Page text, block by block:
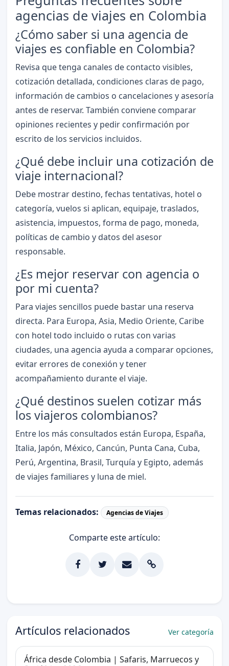
agencias de viajes en Colombia
¿Cómo saber si una agencia de
viajes es confiable en Colombia?
Revisa que tenga canales de contacto visibles,
cotización detallada, condiciones claras de pago,
información de cambios o cancelaciones y asesoría
antes de reservar. También conviene comparar
opiniones recientes y pedir confirmación por
escrito de los servicios incluidos.
¿Qué debe incluir una cotización de
viaje internacional?
Debe mostrar destino, fechas tentativas, hotel o
categoría, vuelos si aplican, equipaje, traslados,
asistencia, impuestos, forma de pago, moneda,
políticas de cambio y datos del asesor
responsable.
¿Es mejor reservar con agencia o
por mi cuenta?
Para viajes sencillos puede bastar una reserva
directa. Para Europa, Asia, Medio Oriente, Caribe
con hotel todo incluido o rutas con varias
ciudades, una agencia ayuda a comparar opciones,
evitar errores de conexión y tener
acompañamiento durante el viaje.
¿Qué destinos suelen cotizar más
los viajeros colombianos?
Entre los más consultados están Europa, España,
Italia, Japón, México, Cancún, Punta Cana, Cuba,
Perú, Argentina, Brasil, Turquía y Egipto, además
de viajes familiares y luna de miel.
Temas relacionados: Agencias de Viajes
Comparte este artículo:
Artículos relacionados Ver categoría
África desde Colombia | Safaris, Marruecos y